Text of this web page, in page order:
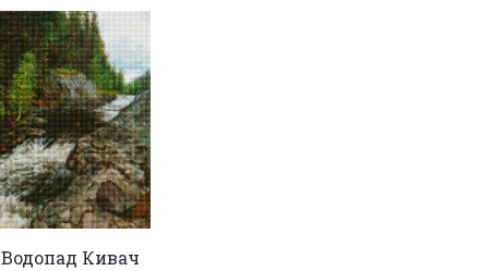
Водопад Кивач